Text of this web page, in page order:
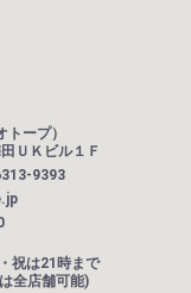
ープ）
ＵＫビル１Ｆ
9393
祝は21時まで
全店舗可能)